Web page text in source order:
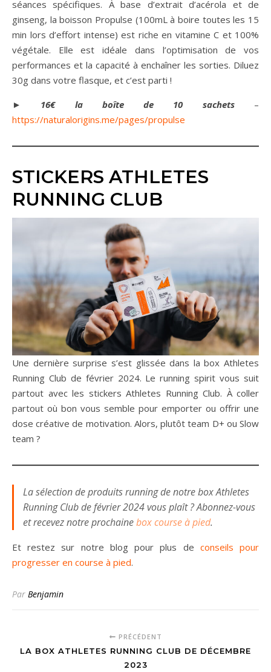
séances spécifiques. À base d’extrait d’acérola et de
ginseng, la boisson Propulse (100mL à boire toutes les 15
min lors d’effort intense) est riche en vitamine C et 100%
végétale. Elle est idéale dans l’optimisation de vos
performances et la capacité à enchaîner les sorties. Diluez
30g dans votre flasque, et c’est parti !
► 16€ la boîte de 10 sachets–
https://naturalorigins.me/pages/propulse
STICKERS ATHLETES
RUNNING CLUB
Une dernière surprise s’est glissée dans la box Athletes
Running Club de février 2024. Le running spirit vous suit
partout avec les stickers Athletes Running Club. À coller
partout où bon vous semble pour emporter ou offrir une
dose créative de motivation. Alors, plutôt team D+ ou Slow
team ?
La sélection de produits running de notre box Athletes
Running Club de février 2024 vous plaît ? Abonnez-vous
et recevez notre prochainebox course à pied.
Et restez sur notre blog pour plus de conseils pour
progresser en course à pied.
Par Benjamin
PRÉCÉDENT
LA BOX ATHLETES RUNNING CLUB DE DÉCEMBRE
2023